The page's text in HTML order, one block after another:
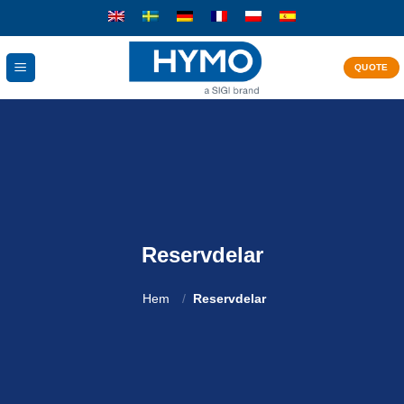
to
content
QUOTE
Reservdelar
Hem / Reservdelar